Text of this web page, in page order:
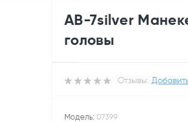
AB-7silver
головы
Отзывы:
Модель: 07399